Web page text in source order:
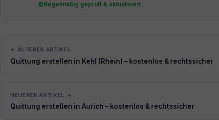
Regelmäßig geprüft & aktualisiert
← ÄLTERER ARTIKEL
Quittung erstellen in Kehl (Rhein) – kostenlos & rechtssicher
NEUERER ARTIKEL →
Quittung erstellen in Aurich – kostenlos & rechtssicher